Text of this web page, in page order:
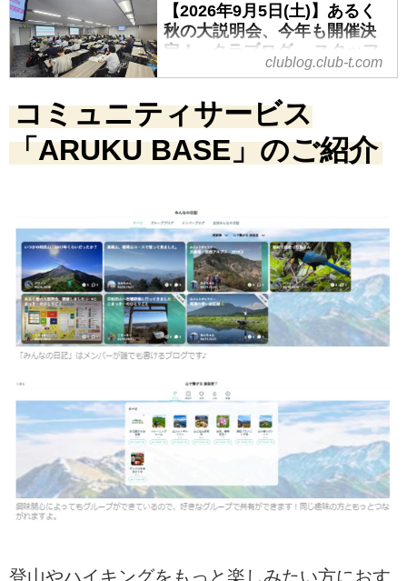
【2026年9月5日(土)】あるく
秋の大説明会、今年も開催決
定！ - クラブログ ～スタッフ
ブログ～｜クラブツーリズム
毎年恒例の秋の大説明会、今年も
開催します！
「次はどんな趣味を見つけよう？
どんな旅に出よう？」
年も開催します！
この春にも約1400名がご参加され
たクラブツーリズムの人気イベン
ト！
登山ツアーはもちろん、ハイキン
グ・街道歩き・サイクリングツア
ーなど、幅広いラインナップをご
説明会（イメージ）
今年は全30講座！（※説明会含
む）
皆様の趣味や趣向、レベルやお困
りごとの内容に応じて様々なライ
ンナップをご用意いたしまし
clublog.club-t.com
コミュニティサービス
「ARUKU BASE」のご紹介
登山やハイキングをもっと楽しみたい方におす